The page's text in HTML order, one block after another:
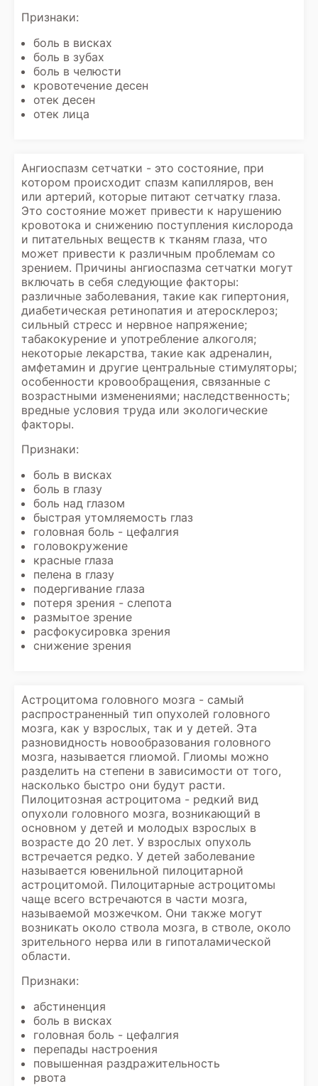
Признаки:
боль в висках
боль в зубах
боль в челюсти
кровотечение десен
отек десен
отек лица
Ангиоспазм сетчатки - это состояние, при
котором происходит спазм капилляров, вен
или артерий, которые питают сетчатку глаза.
Это состояние может привести к нарушению
кровотока и снижению поступления кислорода
и питательных веществ к тканям глаза, что
может привести к различным проблемам со
зрением. Причины ангиоспазма сетчатки могут
включать в себя следующие факторы:
различные заболевания, такие как гипертония,
диабетическая ретинопатия и атеросклероз;
сильный стресс и нервное напряжение;
табакокурение и употребление алкоголя;
некоторые лекарства, такие как адреналин,
амфетамин и другие центральные стимуляторы;
особенности кровообращения, связанные с
возрастными изменениями; наследственность;
вредные условия труда или экологические
факторы.
Признаки:
боль в висках
боль в глазу
боль над глазом
быстрая утомляемость глаз
головная боль - цефалгия
головокружение
красные глаза
пелена в глазу
подергивание глаза
потеря зрения - слепота
размытое зрение
расфокусировка зрения
снижение зрения
Астроцитома головного мозга - самый
распространенный тип опухолей головного
мозга, как у взрослых, так и у детей. Эта
разновидность новообразования головного
мозга, называется глиомой. Глиомы можно
разделить на степени в зависимости от того,
насколько быстро они будут расти.
Пилоцитозная астроцитома - редкий вид
опухоли головного мозга, возникающий в
основном у детей и молодых взрослых в
возрасте до 20 лет. У взрослых опухоль
встречается редко. У детей заболевание
называется ювенильной пилоцитарной
астроцитомой. Пилоцитарные астроцитомы
чаще всего встречаются в части мозга,
называемой мозжечком. Они также могут
возникать около ствола мозга, в стволе, около
зрительного нерва или в гипоталамической
области.
Признаки:
абстиненция
боль в висках
головная боль - цефалгия
перепады настроения
повышенная раздражительность
рвота